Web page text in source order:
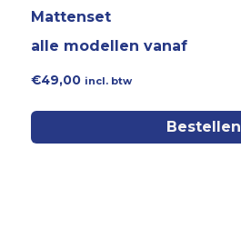
Mattenset
alle modellen vanaf
€49,00 incl. btw
Bestellen